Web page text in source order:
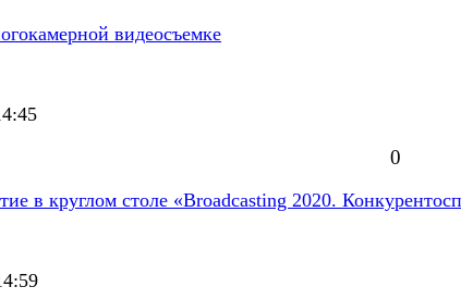
видеосъемке
0
в круглом столе «Broadcasting 2020.